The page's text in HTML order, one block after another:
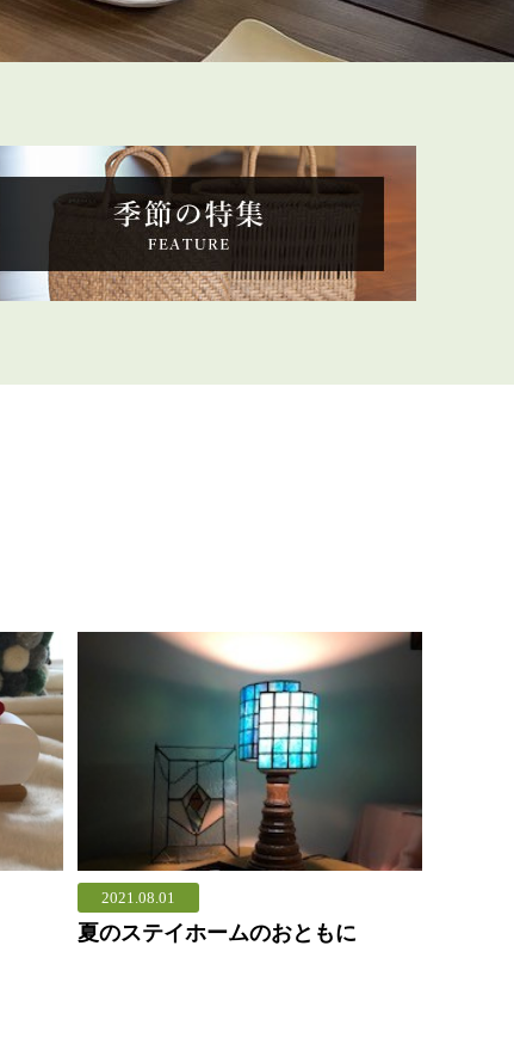
2021.08.01
夏のステイホームのおともに